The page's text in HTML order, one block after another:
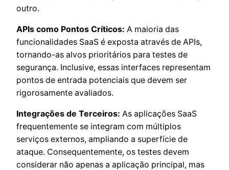
outro.
APIs como Pontos Críticos: A maioria das
funcionalidades SaaS é exposta através de APIs,
tornando-as alvos prioritários para testes de
segurança. Inclusive, essas interfaces representam
pontos de entrada potenciais que devem ser
rigorosamente avaliados.
Integrações de Terceiros: As aplicações SaaS
frequentemente se integram com múltiplos
serviços externos, ampliando a superfície de
ataque. Consequentemente, os testes devem
considerar não apenas a aplicação principal, mas